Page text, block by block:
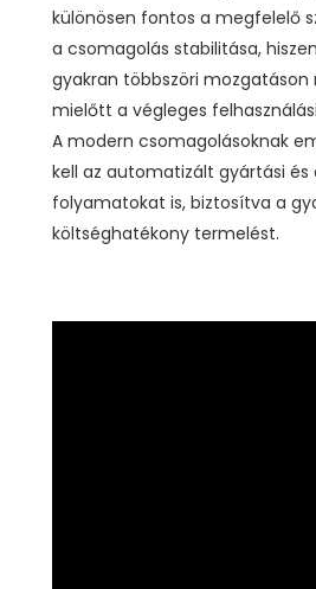
különösen fontos a megfelelő
a csomagolás stabilitása,
gyakran többszöri mozgatáson
mielőtt a végleges
A modern csomagolásoknak
kell az automatizált gyártási és
folyamatokat is, biztosítva a
költséghatékony termelést.